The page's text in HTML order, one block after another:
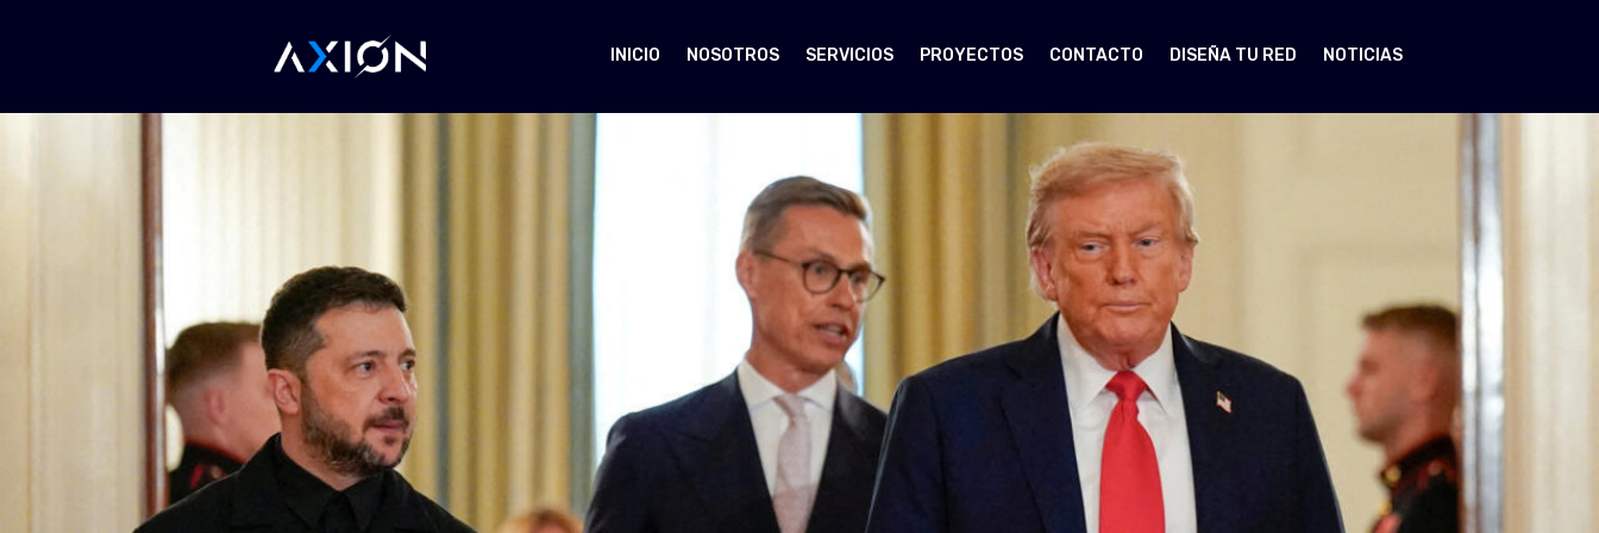
INICIO NOSOTROS SERVICIOS PROYECTOS CONTACTO DISEÑA TU RED NOTICIAS